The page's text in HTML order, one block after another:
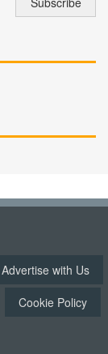
Advertise with Us
Cookie Policy